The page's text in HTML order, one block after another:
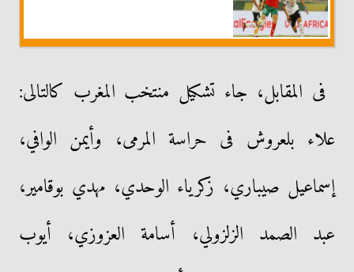
فى المقابل، جاء تشكيل منتخب المغرب كالتالى:
علاء بلعروش فى حراسة المرمى، وأيمن الوافي،
إسماعيل صيباري، زكرياء الوحدي، مهدي بوقامير،
عبد الصمد الزلزولي، أسامة العزوزي، أيوب